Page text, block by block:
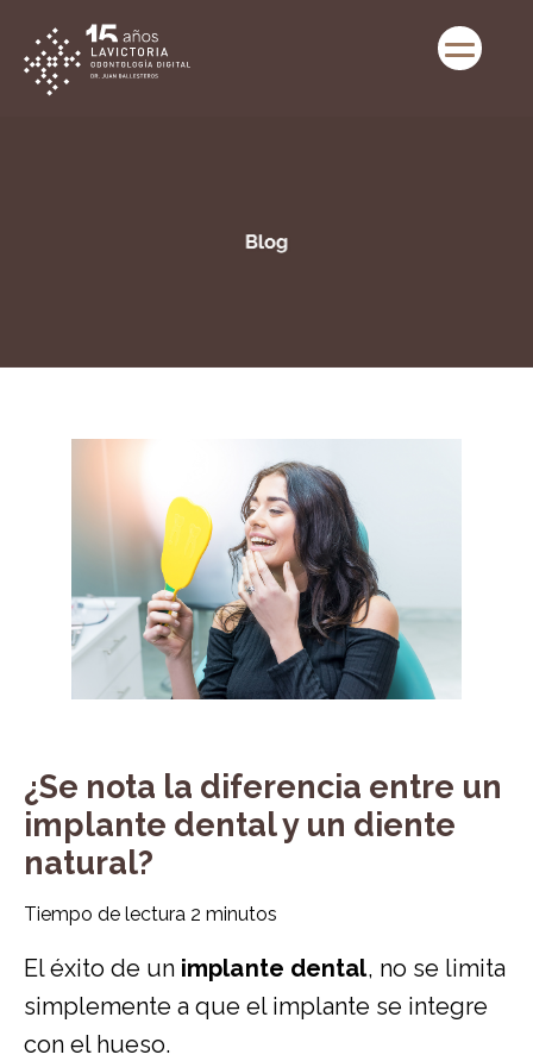
¿Se nota la diferencia entre un
implante dental y un diente
natural?
Tiempo de lectura 2 minutos
El éxito de un implante dental, no se limita
simplemente a que el implante se integre
con el hueso.